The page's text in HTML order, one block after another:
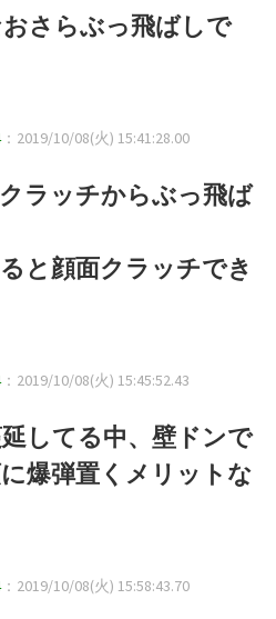
さらぶっ飛ばしで
：2019/10/08(火) 15:41:28.00
ラッチからぶっ飛ば
と顔面クラッチでき
：2019/10/08(火) 15:45:52.43
してる中、壁ドンで
爆弾置くメリットな
：2019/10/08(火) 15:58:43.70